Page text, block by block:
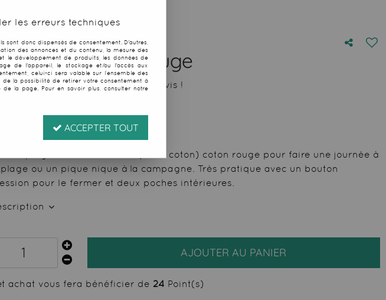
fouta coton rouge
Soyez le premier à donner votre avis !
€TTC
de plage en matière fouta (100% coton) coton rouge pour faire une journée à
ou un pique nique à la campagne. Très pratique avec un bouton
pour le fermer et deux poches intérieures.
AJOUTER AU PANIER
achat vous fera bénéficier de 24 Point(s)
les erreurs techniques
sont donc dispensés de consentement. D'autres,
des annonces et du contenu, la mesure des
le développement de produits, les données de
de l'appareil, le stockage et/ou l'accès aux
celui-ci sera valable sur l’ensemble des
la possibilité de retirer votre consentement à
la page. Pour en savoir plus, consulter notre
ACCEPTER TOUT